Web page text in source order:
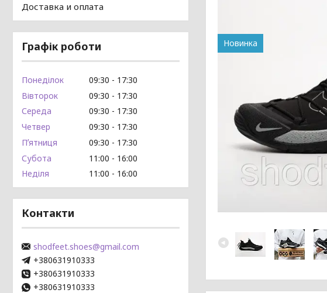
Новинка
Доставка и оплата
Графік роботи
Понеділок 09:30
17:30
Вівторок
09:30
17:30
Середа
09:30
17:30
Четвер
09:30
17:30
Пʼятниця
09:30
17:30
Субота
11:00
16:00
Неділя
11:00 16:00
Контакти
shodfeet.shoes@gmail.com
+380631910333
+380631910333
+380631910333